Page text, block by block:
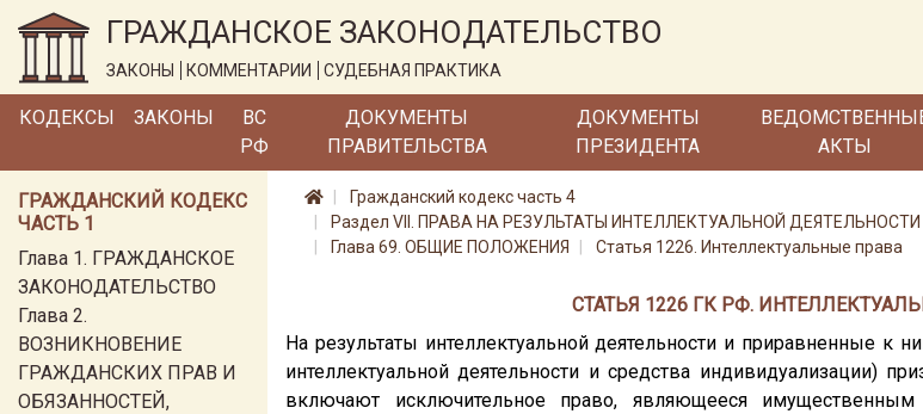
ГРАЖДАНСКОЕ ЗАКОНОДАТЕЛЬСТВО
ЗАКОНЫ КОММЕНТАРИИ СУДЕБНАЯ ПРАКТИКА
КОДЕКСЫ ЗАКОНЫ
ВС
РФ
ДОКУМЕНТЫ
ПРАВИТЕЛЬСТВА
ДОКУМЕНТЫ
ПРЕЗИДЕНТА
АКТЫ
ГРАЖДАНСКИЙ КОДЕКС
ЧАСТЬ 1
Глава 1. ГРАЖДАНСКОЕ
ЗАКОНОДАТЕЛЬСТВО
Глава 2.
ВОЗНИКНОВЕНИЕ
ГРАЖДАНСКИХ ПРАВ И
ОБЯЗАННОСТЕЙ,
Гражданский кодекс часть 4
Раздел VII. ПРАВА НА РЕЗУЛЬТАТЫ ИНТЕЛЛЕКТУАЛЬНОЙ
Глава 69. ОБЩИЕ ПОЛОЖЕНИЯ
Статья 1226. Интеллектуальные права
СТАТЬЯ 1226 ГК РФ.
На результаты интеллектуальной деятельности и приравненные к
интеллектуальной деятельности и средства индивидуализации)
включают исключительное право, являющееся